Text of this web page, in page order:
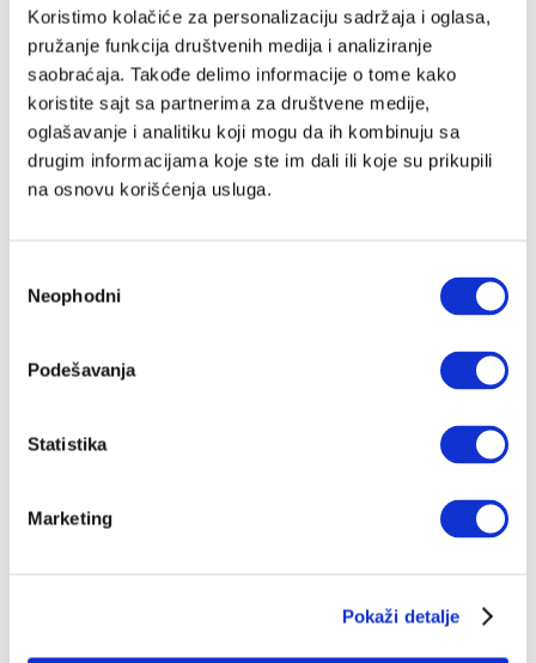
Koristimo kolačiće za personalizaciju sadržaja i oglasa,
pružanje funkcija društvenih medija i analiziranje
saobraćaja. Takođe delimo informacije o tome kako
koristite sajt sa partnerima za društvene medije,
oglašavanje i analitiku koji mogu da ih kombinuju sa
drugim informacijama koje ste im dali ili koje su prikupili
na osnovu korišćenja usluga.
сагласности
Neophodni
Podešavanja
Statistika
Marketing
Pokaži detalje
Deset načina da sačuvate zdravlje mozga
Od vežbanja i spavanja do praštanja postoje
jednostavne smernice kako da pronađete balans i
budete otporniji
PRONAĐENO U PREVODU
Nećeš se ugušiti, niti poludeti: Kako se
izboriti sa paničnim napadima
17.12.2024.
Emocionalna ranjivost mladih nije znak
tom presijom ne uspevaju da se izbore (sami). Kako